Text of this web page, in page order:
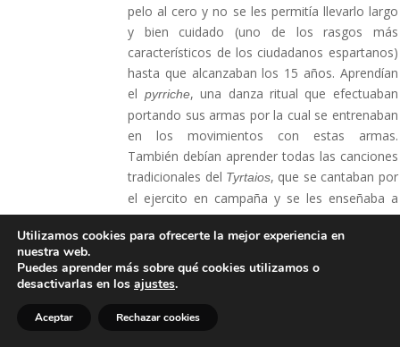
pelo al cero y no se les permitía llevarlo largo
y bien cuidado (uno de los rasgos más
característicos de los ciudadanos espartanos)
hasta que alcanzaban los 15 años. Aprendían
el pyrriche, una danza ritual que efectuaban
portando sus armas por la cual se entrenaban
en los movimientos con estas armas.
También debían aprender todas las canciones
tradicionales del Tyrtaios, que se cantaban por
el ejercito en campaña y se les enseñaba a
leer y escribir. Cuando cumplían los 10 años
comenzaban a participar en competiciones
deportivas, de baile y musicales.
del jabón y de los ungüentos, y tenía que
Utilizamos cookies para ofrecerte la mejor experiencia en
nuestra web.
Puedes aprender más sobre qué cookies utilizamos o
desactivarlas en los ajustes.
Aceptar Rechazar cookies